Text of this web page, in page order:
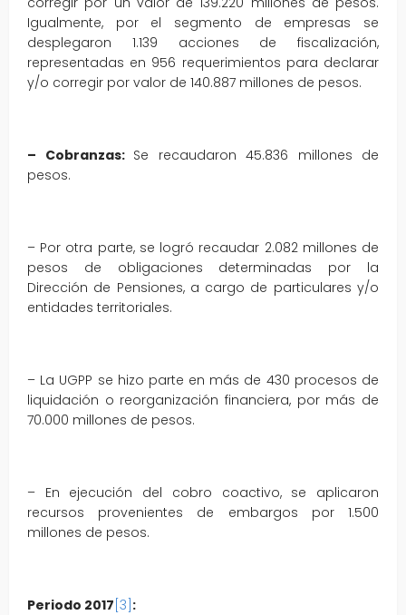
Igualmente, por el segmento de empresas se
desplegaron 1.139 acciones de fiscalización,
representadas en 956 requerimientos para declarar
y/o corregir por valor de 140.887 millones de pesos.
– Cobranzas: Se recaudaron 45.836 millones de
pesos.
– Por otra parte, se logró recaudar 2.082 millones de
pesos de obligaciones determinadas por la
Dirección de Pensiones, a cargo de particulares y/o
entidades territoriales.
– La UGPP se hizo parte en más de 430 procesos de
liquidación o reorganización financiera, por más de
70.000 millones de pesos.
– En ejecución del cobro coactivo, se aplicaron
recursos provenientes de embargos por 1.500
millones de pesos.
Periodo 2017 [3] :